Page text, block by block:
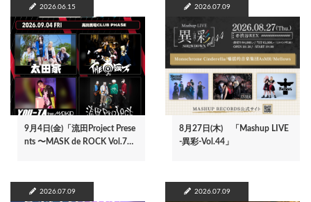
2026.06.15
9月4日(金)「流田Project Prese
nts 〜MASK de ROCK Vol.7…
2026.07.09
8月27日(木) 「Mashup LIVE
-異彩-Vol.44」
2026.07.09 2026.07.09